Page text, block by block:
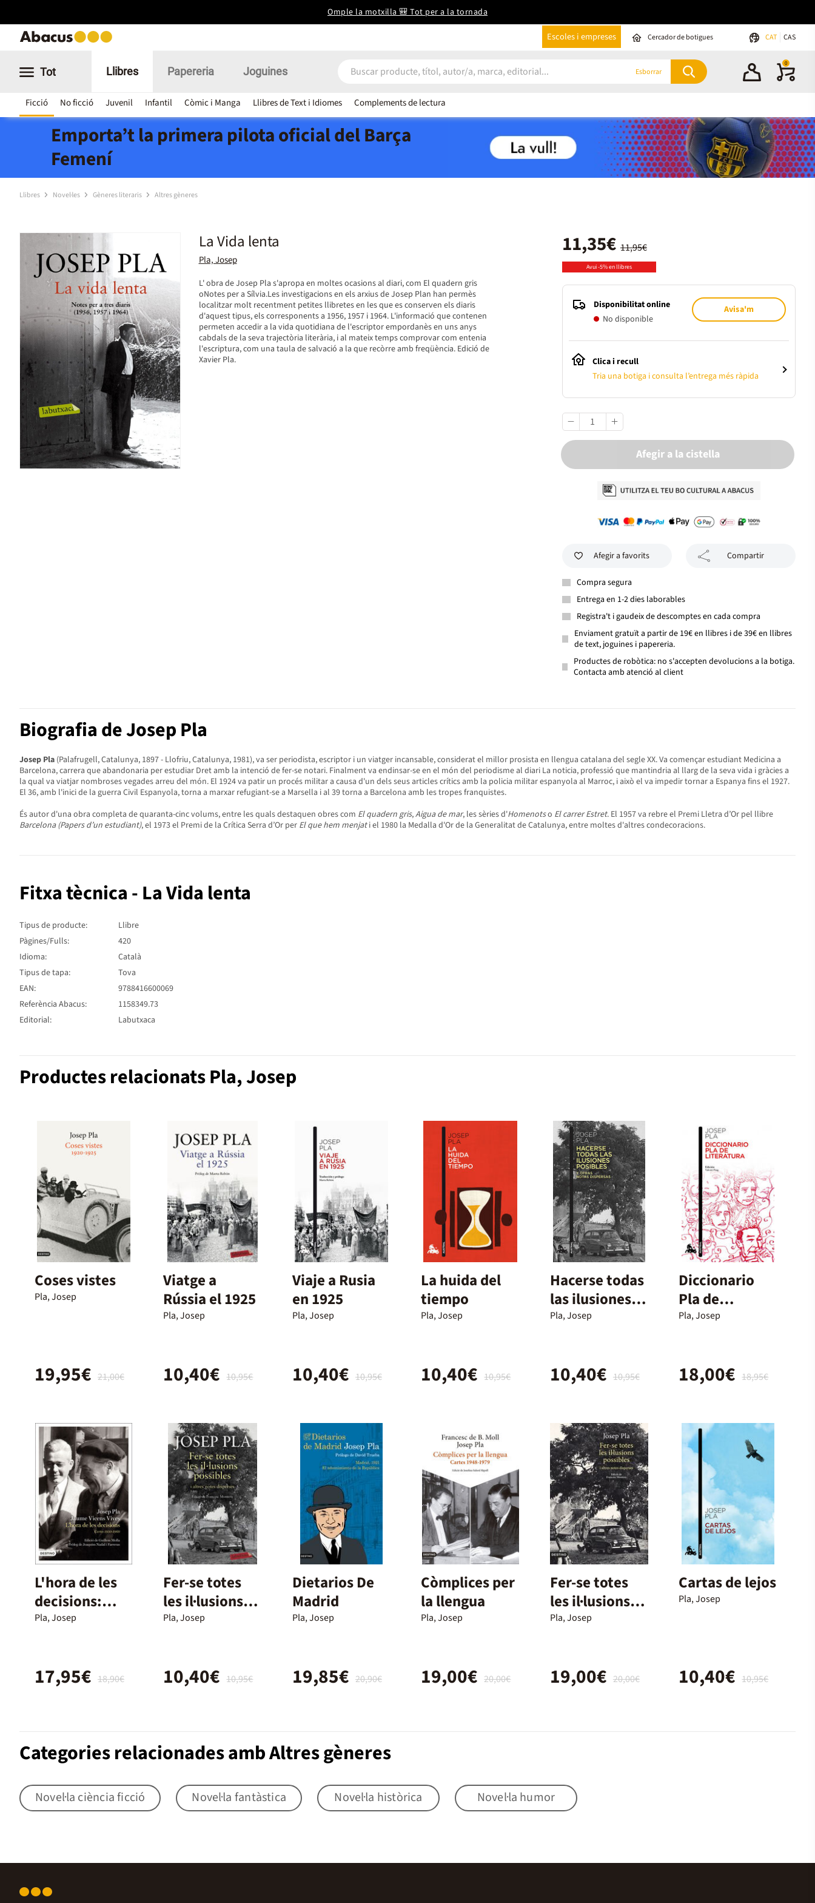
Omple la motxilla 🎒 Tot per a la tornada
Escoles i empreses Cercador de botigues CAT CAS
Tot Llibres
Ficció No ficció Juvenil Infantil Còmic i Manga Llibres de Text i Idiomes Complements de lectura
Papereria Joguines Esborrar
0
Emporta’t la primera pilota oficial del Barça
Femení
Llibres Novel·les Gèneres literaris Altres gèneres
La Vida lenta
Pla, Josep
L' obra de Josep Pla s'apropa en moltes ocasions al diari, com El quadern gris
oNotes per a Sílvia.Les investigacions en els arxius de Josep Plan han permès
localitzar molt recentment petites llibretes en les que es conserven els diaris
d'aquest tipus, els corresponents a 1956, 1957 i 1964. L'informació que contenen
permeten accedir a la vida quotidiana de l'escriptor empordanès en uns anys
cabdals de la seva trajectòria literària, i al mateix temps comprovar com entenia
l'escriptura, com una taula de salvació a la que recòrre amb freqüència. Edició de
Xavier Pla.
11,95€
11,35€
Avui -5% en llibres
Disponibilitat online
No disponible
Avisa'm
Clica i recull
Tria una botiga i consulta l’entrega més ràpida
Afegir a la cistella
Afegir a favorits Compartir
Compra segura
Entrega en 1-2 dies laborables
Registra't i gaudeix de descomptes en cada compra
Enviament gratuït a partir de 19€ en llibres i de 39€ en llibres
de text, joguines i papereria.
Productes de robòtica: no s'accepten devolucions a la botiga.
Contacta amb atenció al client
Biografia de Josep Pla
Josep Pla (Palafrugell, Catalunya, 1897 - Llofriu, Catalunya, 1981), va ser periodista, escriptor i un viatger incansable, considerat el millor prosista en llengua catalana del segle XX. Va començar estudiant Medicina a
Barcelona, carrera que abandonaria per estudiar Dret amb la intenció de fer-se notari. Finalment va endinsar-se en el món del periodisme al diari La noticia, professió que mantindria al llarg de la seva vida i gràcies a
la qual va viatjar nombroses vegades arreu del món. El 1924 va patir un procés militar a causa d'un dels seus articles crítics amb la policia militar espanyola al Marroc, i això el va impedir tornar a Espanya fins el 1927.
El 36, amb l'inici de la guerra Civil Espanyola, torna a marxar refugiant-se a Marsella i al 39 torna a Barcelona amb les tropes franquistes.
És autor d'una obra completa de quaranta-cinc volums, entre les quals destaquen obres com El quadern gris,Aigua de mar, les sèries d'Homenotso El carrer Estret. El 1957 va rebre el Premi Lletra d’Or pel llibre
Barcelona (Papers d’un estudiant), el 1973 el Premi de la Crítica Serra d’Or per El que hem menjati el 1980 la Medalla d'Or de la Generalitat de Catalunya, entre moltes d'altres condecoracions.
Fitxa tècnica - La Vida lenta
Tipus de producte:
Llibre
Pàgines/Fulls:
420
Idioma:
Català
Tipus de tapa:
Tova
EAN:
9788416600069
Referència Abacus:
1158349.73
Editorial:
Labutxaca
Productes relacionats Pla, Josep
Coses vistes
Pla, Josep
21,00€
19,95€
Viatge a
Rússia el 1925
Pla, Josep
10,95€
10,40€
Viaje a Rusia
en 1925
Pla, Josep
10,95€
10,40€
La huida del
tiempo
Pla, Josep
10,95€
10,40€
Hacerse todas
las ilusiones
posibles
Pla, Josep
10,95€
10,40€
Diccionario
Pla de
literatura
Pla, Josep
18,95€
18,00€
L'hora de les
decisions:
Cartes 1950-
Pla, Josep
18,90€
17,95€
Fer-se totes
les il·lusions
possibles
Pla, Josep
10,95€
10,40€
Dietarios De
Madrid
Pla, Josep
20,90€
19,85€
Còmplices per
la llengua
Pla, Josep
20,00€
19,00€
Fer-se totes
les il·lusions
possibles
Pla, Josep
20,00€
19,00€
Cartas de lejos
Pla, Josep
10,95€
10,40€
Categories relacionades amb Altres gèneres
Novel·la ciència ficció Novel·la fantàstica Novel·la històrica Novel·la humor